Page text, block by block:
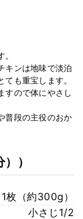
キンは地味で淡泊
も重宝します。
すので体にやさし
普段の主役のおか
）
1枚（約300g）
小さじ1/2